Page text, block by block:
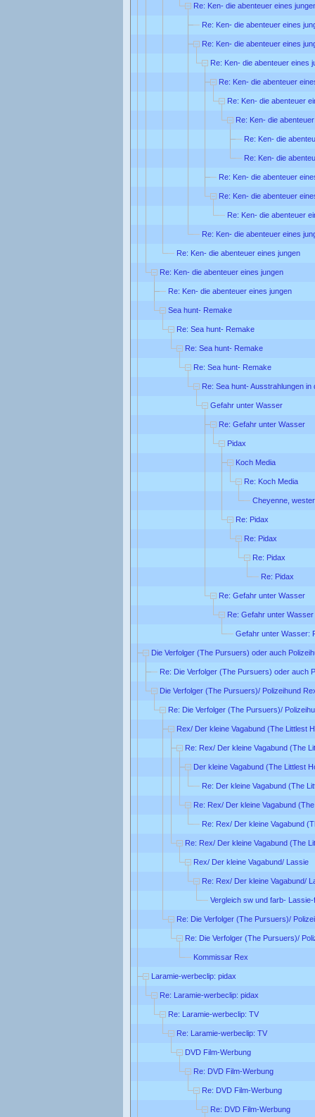
Re: Ken- die abenteuer eines
Re: Ken- die abenteuer eines
Re: Ken- die abenteuer eines
Re: Ken- die abenteuer eines
Re: Ken- die abenteuer
Re: Ken- die abenteuer
Re: Ken- die
Re: Ken- die
Re: Ken- die
Re: Ken- die abenteuer
Re: Ken- die abenteuer
Re: Ken- die abenteuer
Re: Ken- die abenteuer eines
Re: Ken- die abenteuer eines jungen
Re: Ken- die abenteuer eines jungen
Re: Ken- die abenteuer eines jungen
Sea hunt- Remake
Re: Sea hunt- Remake
Re: Sea hunt- Remake
Re: Sea hunt- Remake
Re: Sea hunt- Ausstrahlungen in
Gefahr unter Wasser
Re: Gefahr unter Wasser
Pidax
Koch Media
Re: Koch Media
Cheyenne,
Re: Pidax
Re: Pidax
Re: Pidax
Re: Pidax
Re: Gefahr unter Wasser
Re: Gefahr unter Wasser
Gefahr unter Wasser:
Die Verfolger (The Pursuers) oder auch
Re: Die Verfolger (The Pursuers) oder auch
Die Verfolger (The Pursuers)/ Polizeihund
Re: Die Verfolger (The Pursuers)/
Rex/ Der kleine Vagabund (The Littlest
Re: Rex/ Der kleine Vagabund (The
Der kleine Vagabund (The Littlest
Re: Der kleine Vagabund (The
Re: Rex/ Der kleine Vagabund
Re: Rex/ Der kleine Vagabund
Re: Rex/ Der kleine Vagabund (The
Rex/ Der kleine Vagabund/ Lassie
Re: Rex/ Der kleine Vagabund/
Vergleich sw und farb- Lassie-
Re: Die Verfolger (The Pursuers)/
Re: Die Verfolger (The Pursuers)/
Kommissar Rex
Laramie-werbeclip: pidax
Re: Laramie-werbeclip: pidax
Re: Laramie-werbeclip: TV
Re: Laramie-werbeclip: TV
DVD Film-Werbung
Re: DVD Film-Werbung
Re: DVD Film-Werbung
Re: DVD Film-Werbung